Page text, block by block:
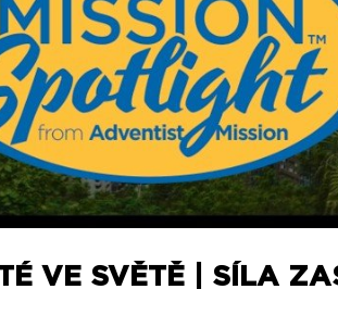
VE SVĚTĚ | SÍLA